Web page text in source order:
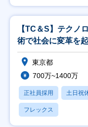
【TC＆S】テクノ
術で社会に変革を
東京都
700万~1400万
正社員採用 土日祝
フレックス